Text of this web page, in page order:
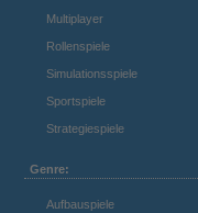
Multiplayer
Rollenspiele
Simulationsspiele
Sportspiele
Strategiespiele
Genre:
Aufbauspiele